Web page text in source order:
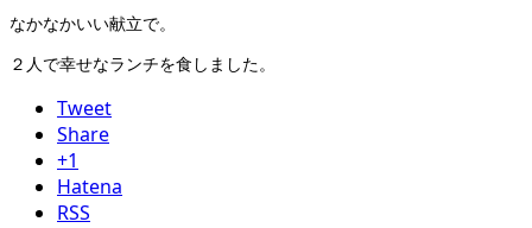
なかなかいい献立で。
２人で幸せなランチを食しました。
Tweet
Share
+1
Hatena
RSS